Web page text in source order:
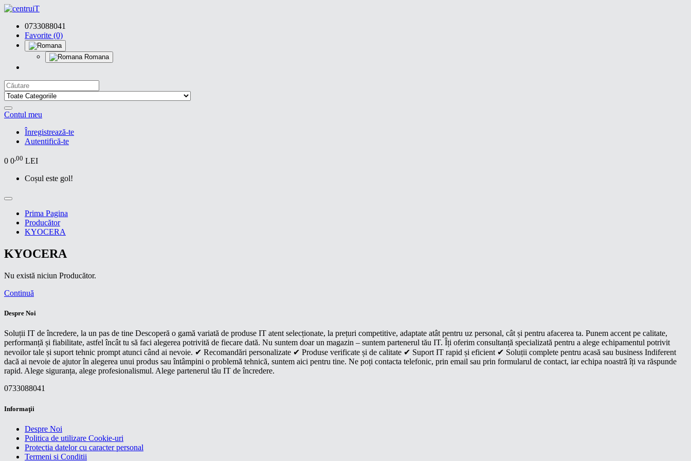
0733088041
Favorite (0)
Romana
Contul meu
Înregistrează-te
Autentifică-te
0 0,00 LEI
Coșul este gol!
Prima Pagina
Producător
KYOCERA
KYOCERA
Nu există niciun Producător.
Continuă
Despre Noi
Soluții IT de încredere, la un pas de tine Descoperă o gamă variată de produse IT atent selecționate, la prețuri competitive, adaptate atât pentru uz personal, cât și pentru afacerea ta. Punem accent pe calitate,
performanță și fiabilitate, astfel încât tu să faci alegerea potrivită de fiecare dată. Nu suntem doar un magazin – suntem partenerul tău IT. Îți oferim consultanță specializată pentru a alege echipamentul potrivit
nevoilor tale și suport tehnic prompt atunci când ai nevoie. ✔ Recomandări personalizate ✔ Produse verificate și de calitate ✔ Suport IT rapid și eficient ✔ Soluții complete pentru acasă sau business Indiferent
dacă ai nevoie de ajutor în alegerea unui produs sau întâmpini o problemă tehnică, suntem aici pentru tine. Ne poți contacta telefonic, prin email sau prin formularul de contact, iar echipa noastră îți va răspunde
rapid. Alege siguranța, alege profesionalismul. Alege partenerul tău IT de încredere.
0733088041
Informaţii
Despre Noi
Politica de utilizare Cookie-uri
Protectia datelor cu caracter personal
Termeni si Conditii